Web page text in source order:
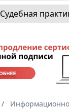
Судебная